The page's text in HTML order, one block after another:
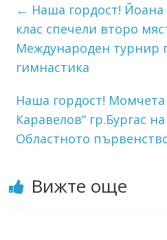
← Наша гордост! Йоана
клас спечели второ
Международен турнир
гимнастика
Наша гордост!
Каравелов“ гр.Бургас
Областното
Вижте още